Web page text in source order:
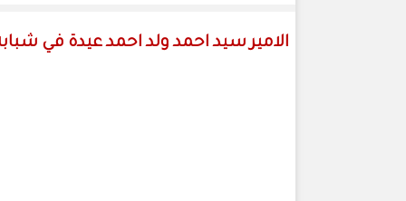
الامير سيد احمد ولد احمد عيدة في